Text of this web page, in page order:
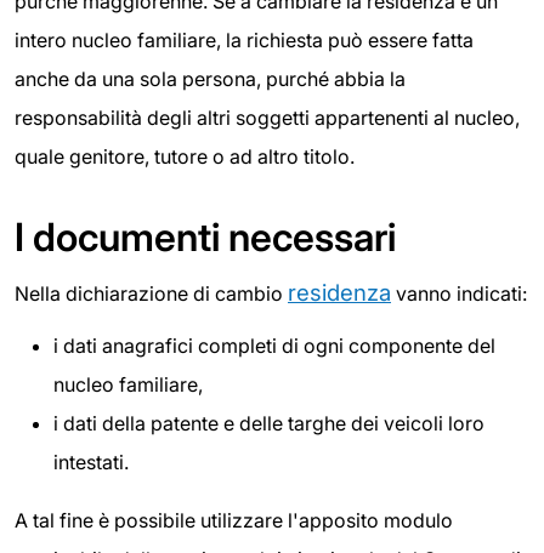
intero nucleo familiare, la richiesta può essere fatta
anche da una sola persona, purché abbia la
responsabilità degli altri soggetti appartenenti al nucleo,
quale genitore, tutore o ad altro titolo.
I documenti necessari
Nella dichiarazione di cambio residenza vanno indicati:
i dati anagrafici completi di ogni componente del
nucleo familiare,
i dati della patente e delle targhe dei veicoli loro
intestati.
A tal fine è possibile utilizzare l'apposito modulo